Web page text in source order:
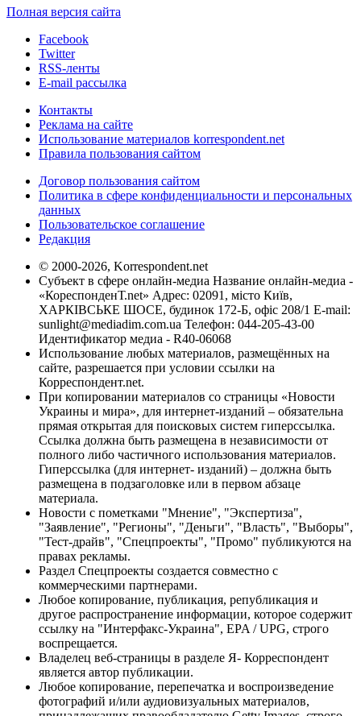
Полная версия сайта
Facebook
Twitter
RSS-ленты
E-mail рассылка
Контакты
Реклама на сайте
Использование материалов korrespondent.net
Правила пользования сайтом
Договор пользования сайтом
Политика в сфере конфиденциальности и персональных
данных
Пользовательское соглашение
Редакция
© 2000-2026, Korrespondent.net
Субъект в сфере онлайн-медиа Название онлайн-медиа -
«КореспонденТ.net» Адрес: 02091, місто Київ,
ХАРКІВСЬКЕ ШОСЕ, будинок 172-Б, офіс 208/1 E-mail:
sunlight@mediadim.com.ua Телефон: 044-205-43-00
Идентификатор медиа - R40-06068
Использование любых материалов, размещённых на
сайте, разрешается при условии ссылки на
Корреспондент.net.
При копировании материалов со страницы «Новости
Украины и мира», для интернет-изданий – обязательна
прямая открытая для поисковых систем гиперссылка.
Ссылка должна быть размещена в независимости от
полного либо частичного использования материалов.
Гиперссылка (для интернет- изданий) – должна быть
размещена в подзаголовке или в первом абзаце
материала.
Новости с пометками "Мнение", "Экспертиза",
"Заявление", "Регионы", "Деньги", "Власть", "Выборы",
"Тест-драйв", "Спецпроекты", "Промо" публикуются на
правах рекламы.
Раздел Спецпроекты создается совместно с
коммерческими партнерами.
Любое копирование, публикация, републикация и
другое распространение информации, которое содержит
ссылку на "Интерфакс-Украина", EPA / UPG, строго
воспрещается.
Владелец веб-страницы в разделе Я- Корреспондент
является автор публикации.
Любое копирование, перепечатка и воспроизведение
фотографий и/или аудиовизуальных материалов,